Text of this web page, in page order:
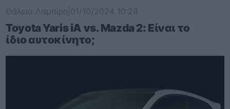
Θάλεια Λαμπίρη 01/10/2024 10:28
Toyota Yaris iA vs. Mazda 2: Είναι το
ίδιο αυτοκίνητο;